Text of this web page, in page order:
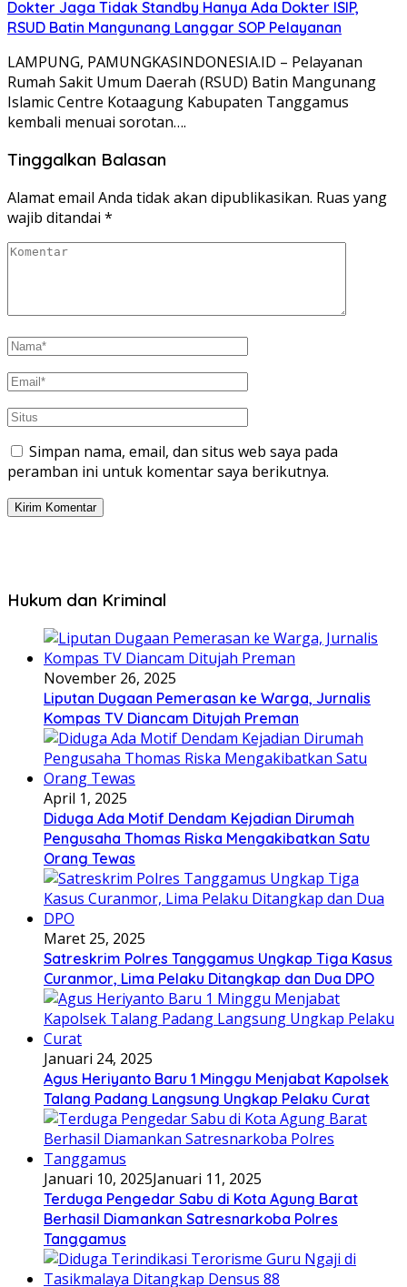
Dokter Jaga Tidak Standby Hanya Ada Dokter ISIP,
RSUD Batin Mangunang Langgar SOP Pelayanan
LAMPUNG, PAMUNGKASINDONESIA.ID – Pelayanan
Rumah Sakit Umum Daerah (RSUD) Batin Mangunang
Islamic Centre Kotaagung Kabupaten Tanggamus
kembali menuai sorotan….
Tinggalkan Balasan
Alamat email Anda tidak akan dipublikasikan. Ruas yang
wajib ditandai *
Simpan nama, email, dan situs web saya pada
peramban ini untuk komentar saya berikutnya.
Hukum dan Kriminal
November 26, 2025
Liputan Dugaan Pemerasan ke Warga, Jurnalis
Kompas TV Diancam Ditujah Preman
April 1, 2025
Diduga Ada Motif Dendam Kejadian Dirumah
Pengusaha Thomas Riska Mengakibatkan Satu
Orang Tewas
Maret 25, 2025
Satreskrim Polres Tanggamus Ungkap Tiga Kasus
Curanmor, Lima Pelaku Ditangkap dan Dua DPO
Januari 24, 2025
Agus Heriyanto Baru 1 Minggu Menjabat Kapolsek
Talang Padang Langsung Ungkap Pelaku Curat
Januari 10, 2025Januari 11, 2025
Terduga Pengedar Sabu di Kota Agung Barat
Berhasil Diamankan Satresnarkoba Polres
Tanggamus